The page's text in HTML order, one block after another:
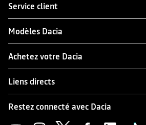
Service client
Modèles Dacia
Achetez votre Dacia
Liens directs
Restez connecté avec Dacia